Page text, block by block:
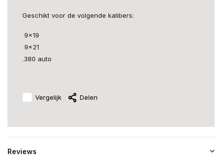
Geschikt voor de volgende kalibers:
9x19
9x21
.380 auto
Vergelijk Delen
Reviews